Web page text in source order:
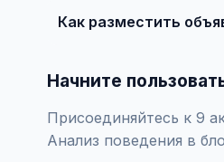
Как разместить
Начните
Присоединяйтесь к 9
Анализ поведения в